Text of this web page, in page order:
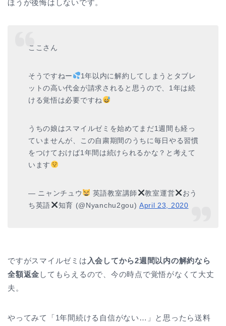
ほうが後悔はしないです。
ここさん
そうですねー
1年以内に解約してしまうとタブレ
ットの高い代金が請求されると思うので、1年は続
ける覚悟は必要ですね
うちの娘はスマイルゼミを始めてまだ1週間も経っ
ていませんが、この自粛期間のうちに毎日やる習慣
をつけておけば1年間は続けられるかな？と考えて
います
— ニャンチュウ 英語教室講師 教室運営
おう
ち英語
知育 (@Nyanchu2gou) April 23, 2020
ですがスマイルゼミは 入会してから2週間以内の解約なら
全額返金 してもらえるので、今の時点で覚悟がなくて大丈
夫。
やってみて「1年間続ける自信がない…」と思ったら送料